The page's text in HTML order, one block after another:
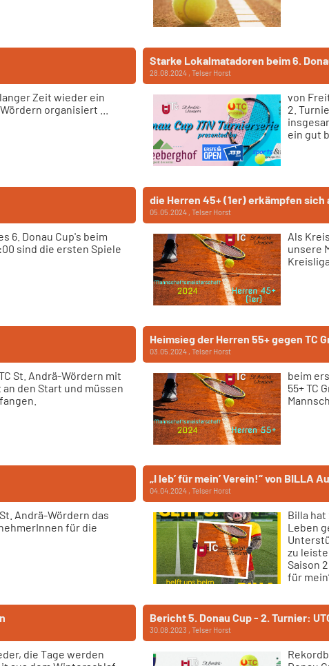
Zeit wieder ein
organisiert ...
Starke Lokalmatadoren beim 6.
28.08.2024, Telser Horst
von
2.
ein gut
6. Donau Cup's beim
sind die ersten Spiele
die Herren 45+ (1er) erkämpfen
05.05.2024, Telser Horst
Als
unsere
St. Andrä-Wördern mit
den Start und müssen
Heimsieg der Herren 55+ gegen TC
03.05.2024, Telser Horst
beim
55+ TC
Andrä-Wördern das
für die
„I leb’ für mein’ Verein!“ von BILLA
04.04.2024, Telser Horst
Billa hat
Leben
zu
Saison
für
die Tage werden
Bericht 5. Donau Cup - 2. Turnier:
30.08.2023 , Telser Horst